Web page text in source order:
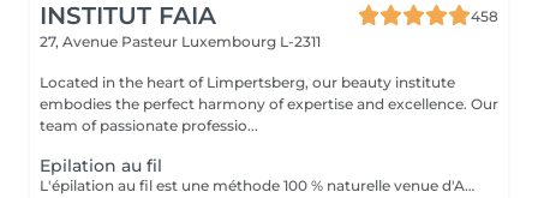
INSTITUT FAIA
458
27, Avenue Pasteur Luxembourg L-2311
Located in the heart of Limpertsberg, our beauty institute
embodies the perfect harmony of expertise and excellence. Our
team of passionate professio...
Epilation au fil
L'épilation au fil est une méthode 100 % naturelle venue d'Asie et du Moyen-Orient. Elle consiste à utiliser un fil de coton torsadé pour retirer le poil à la racine avec une grande précision. Idéale pour les zones sensibles du visage (sourcils, lèvre, menton, joues...), cette technique est douce, hygiénique et adaptée à tous les types de peau, même les plus réactives. Le fil permet de dessiner des lignes nettes et parfaitement définies tout en évitant les irritations souvent causées par la cire ou la pince. * Les avantages: Résultat net et précis Repousse plus lente et plus fine Méthode naturelle, sans produit chimique Moins de risque de poils incarnés Convient aux peaux sensibles